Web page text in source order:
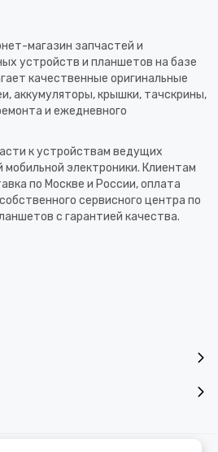
магазин запчастей и
устройств и планшетов на базе
качественные оригинальные
аккумуляторы, крышки, тачскрины,
и ежедневного
к устройствам ведущих
электроники. Клиентам
по Москве и России, оплата
сервисного центра по
с гарантией качества.